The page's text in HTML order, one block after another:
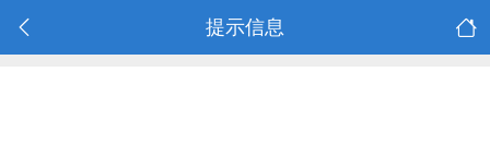
提示信息